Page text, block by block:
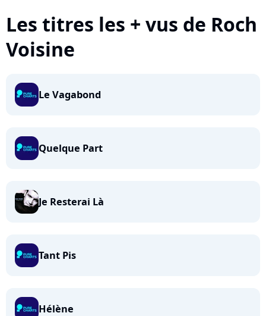
Les titres les + vus de Roch
Voisine
Le Vagabond
Quelque Part
Je Resterai Là
Tant Pis
Hélène